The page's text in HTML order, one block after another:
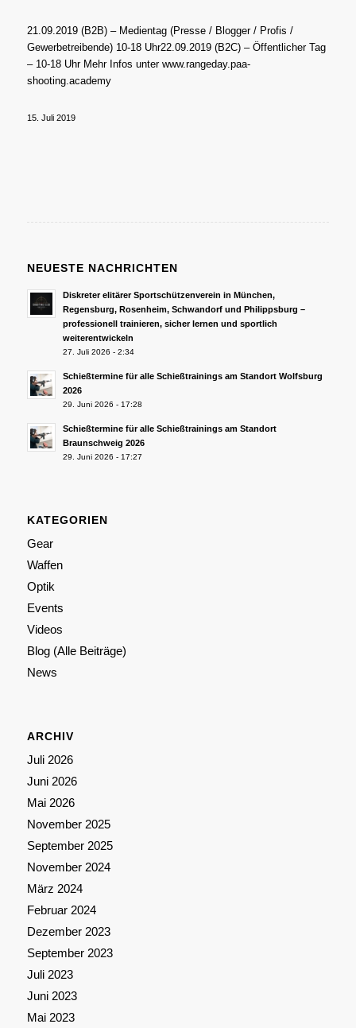
21.09.2019 (B2B) – Medientag (Presse / Blogger / Profis /
Gewerbetreibende) 10-18 Uhr22.09.2019 (B2C) – Öffentlicher Tag
– 10-18 Uhr Mehr Infos unter www.rangeday.paa-
shooting.academy
15. Juli 2019
NEUESTE NACHRICHTEN
Diskreter elitärer Sportschützenverein in München,
Regensburg, Rosenheim, Schwandorf und Philippsburg –
professionell trainieren, sicher lernen und sportlich
weiterentwickeln
27. Juli 2026 - 2:34
Schießtermine für alle Schießtrainings am Standort Wolfsburg
2026
29. Juni 2026 - 17:28
Schießtermine für alle Schießtrainings am Standort
Braunschweig 2026
29. Juni 2026 - 17:27
KATEGORIEN
Gear
Waffen
Optik
Events
Videos
Blog (Alle Beiträge)
News
ARCHIV
Juli 2026
Juni 2026
Mai 2026
November 2025
September 2025
November 2024
März 2024
Februar 2024
Dezember 2023
September 2023
Juli 2023
Juni 2023
Mai 2023